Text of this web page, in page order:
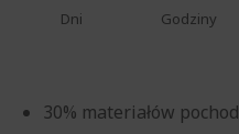
Dni Godziny
30% materiałów